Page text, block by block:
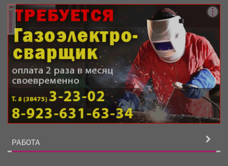
реклама
РАБОТА